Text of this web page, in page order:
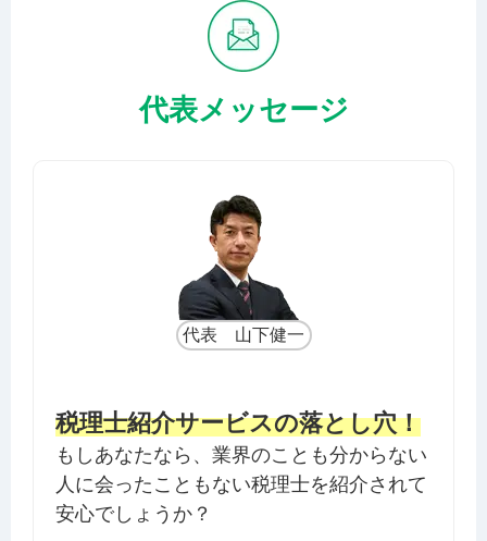
代表メッセージ
代表 山下健一
税理士紹介サービスの落とし穴！
もしあなたなら、業界のことも分からない
人に会ったこともない税理士を紹介されて
安心でしょうか？